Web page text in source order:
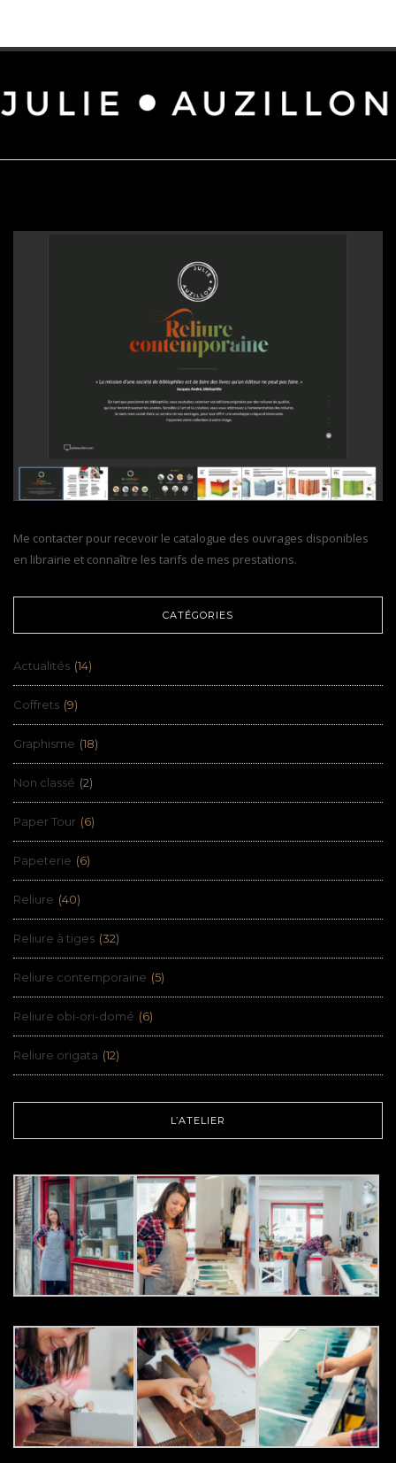
Me contacter pour recevoir le catalogue des ouvrages disponibles
en librairie et connaître les tarifs de mes prestations.
CATÉGORIES
Actualités (14)
Coffrets (9)
Graphisme (18)
Non classé (2)
Paper Tour (6)
Papeterie (6)
Reliure (40)
Reliure à tiges (32)
Reliure contemporaine (5)
Reliure obi-ori-domé (6)
Reliure origata (12)
L’ATELIER